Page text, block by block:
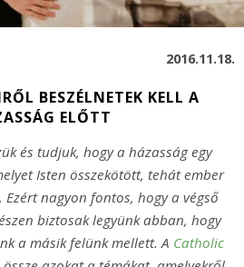
2016.11.18.
BESZÉLNETEK KELL A
ELŐTT
és tudjuk, hogy a házasság egy
Isten összekötött, tehát ember
nagyon fontos, hogy a végső
biztosak legyünk abban, hogy
a másik felünk mellett. A Catholic